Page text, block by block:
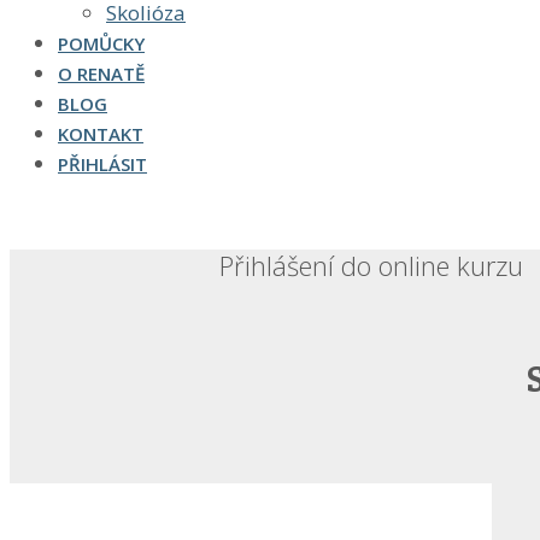
Skolióza
POMŮCKY
O RENATĚ
BLOG
KONTAKT
PŘIHLÁSIT
Přihlášení do online kurzu